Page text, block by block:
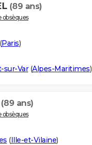
(89 ans)
(Paris)
sur-Var(Alpes-Maritimes)
(89 ans)
(Ille-et-Vilaine)